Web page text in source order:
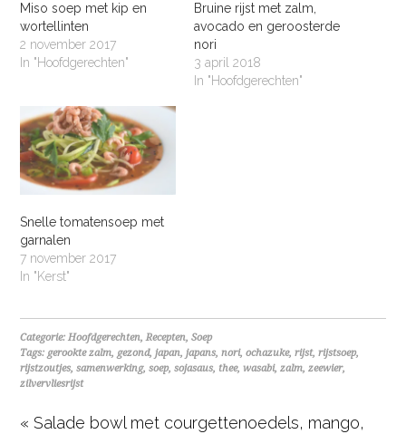
Miso soep met kip en
wortellinten
2 november 2017
In "Hoofdgerechten"
Bruine rijst met zalm,
avocado en geroosterde
nori
3 april 2018
In "Hoofdgerechten"
Snelle tomatensoep met
garnalen
7 november 2017
In "Kerst"
Categorie:Hoofdgerechten,Recepten,Soep
Tags: gerookte zalm, gezond,japan,japans,nori,ochazuke,rijst,rijstsoep,
rijstzoutjes,samenwerking,soep,sojasaus, thee,wasabi,zalm,zeewier,
zilvervliesrijst
« Salade bowl met courgettenoedels, mango,